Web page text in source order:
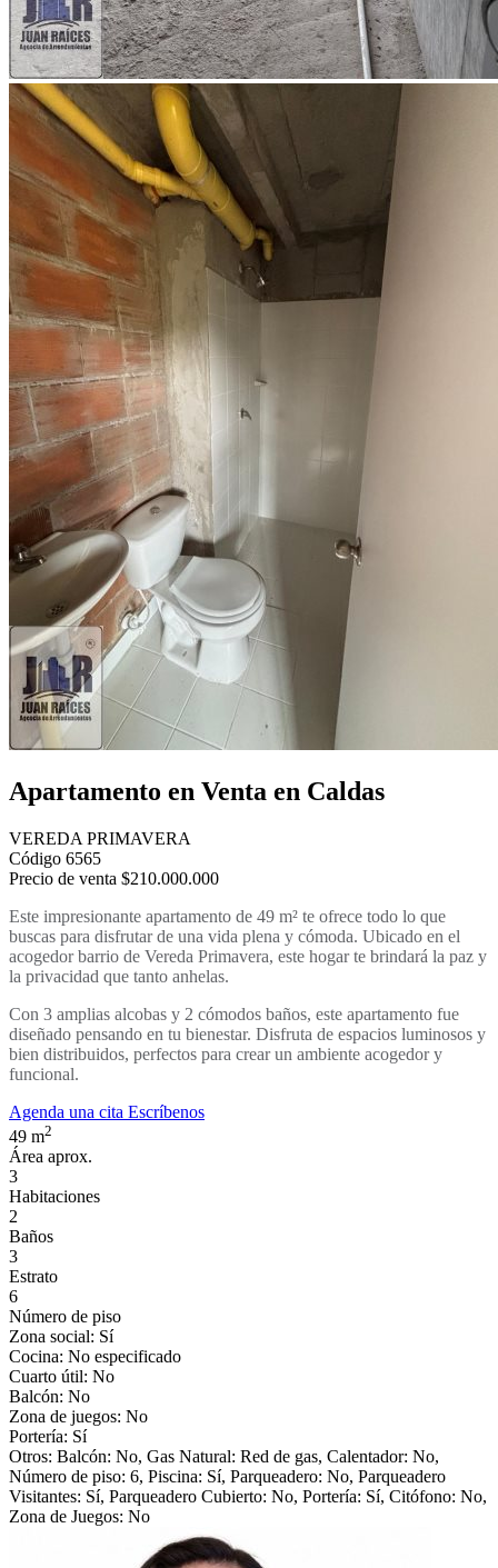
Apartamento en Venta en Caldas
VEREDA PRIMAVERA
Código 6565
Precio de venta $210.000.000
Este impresionante apartamento de 49 m² te ofrece todo lo que
buscas para disfrutar de una vida plena y cómoda. Ubicado en el
acogedor barrio de Vereda Primavera, este hogar te brindará la paz y
la privacidad que tanto anhelas.
Con 3 amplias alcobas y 2 cómodos baños, este apartamento fue
diseñado pensando en tu bienestar. Disfruta de espacios luminosos y
bien distribuidos, perfectos para crear un ambiente acogedor y
funcional.
Agenda una cita Escríbenos
49 m2
Área aprox.
3
Habitaciones
2
Baños
3
Estrato
6
Número de piso
Zona social: Sí
Cocina: No especificado
Cuarto útil: No
Balcón: No
Zona de juegos: No
Portería: Sí
Otros: Balcón: No, Gas Natural: Red de gas, Calentador: No,
Número de piso: 6, Piscina: Sí, Parqueadero: No, Parqueadero
Visitantes: Sí, Parqueadero Cubierto: No, Portería: Sí, Citófono: No,
Zona de Juegos: No